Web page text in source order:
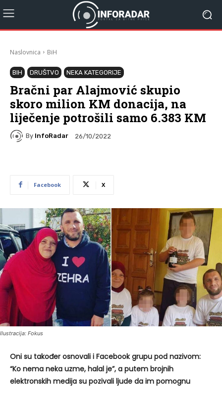
Naslovnica BiH
BIH DRUŠTVO NEKA KATEGORIJE
Bračni par Alajmović skupio
skoro milion KM donacija, na
liječenje potrošili samo 6.383 KM
By InfoRadar 26/10/2022
Facebook X
Ilustracija: Fokus
Oni su također osnovali i Facebook grupu pod nazivom:
“Ko nema neka uzme, halal je”, a putem brojnih
elektronskih medija su pozivali ljude da im pomognu